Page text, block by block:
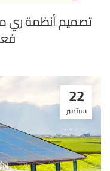
تصميم أنظمة ري
22
سبتمبر